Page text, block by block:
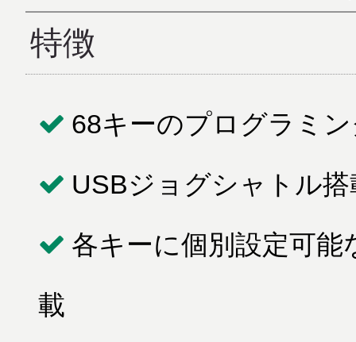
特徴
68キーのプログラミ
USBジョグシャトル
各キーに個別設定可
載